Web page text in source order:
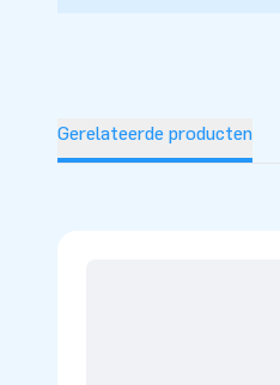
Gerelateerde producten